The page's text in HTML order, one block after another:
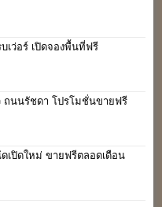
เว่อร์ เปิดจองพื้นที่ฟรี
ถนนรัชดา โปรโมชั่นขายฟรี
เปิดใหม่ ขายฟรีตลอดเดือน